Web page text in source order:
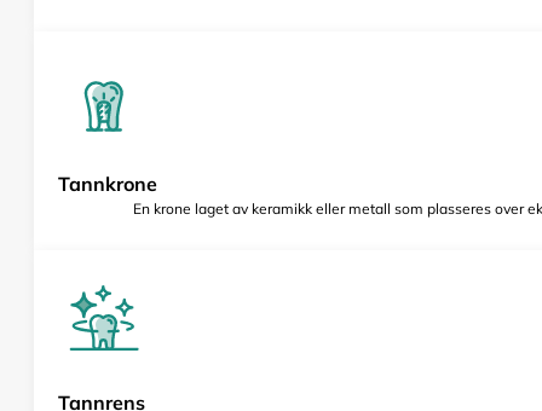
Tannkrone
En krone laget av keramikk eller metall som plasseres over
Tannrens